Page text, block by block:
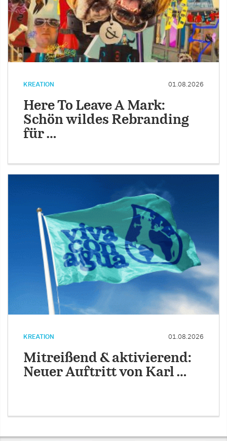
KREATION 01.08.2026
Here To Leave A Mark:
Schön wildes Rebranding
für …
KREATION 01.08.2026
Mitreißend & aktivierend:
Neuer Auftritt von Karl …